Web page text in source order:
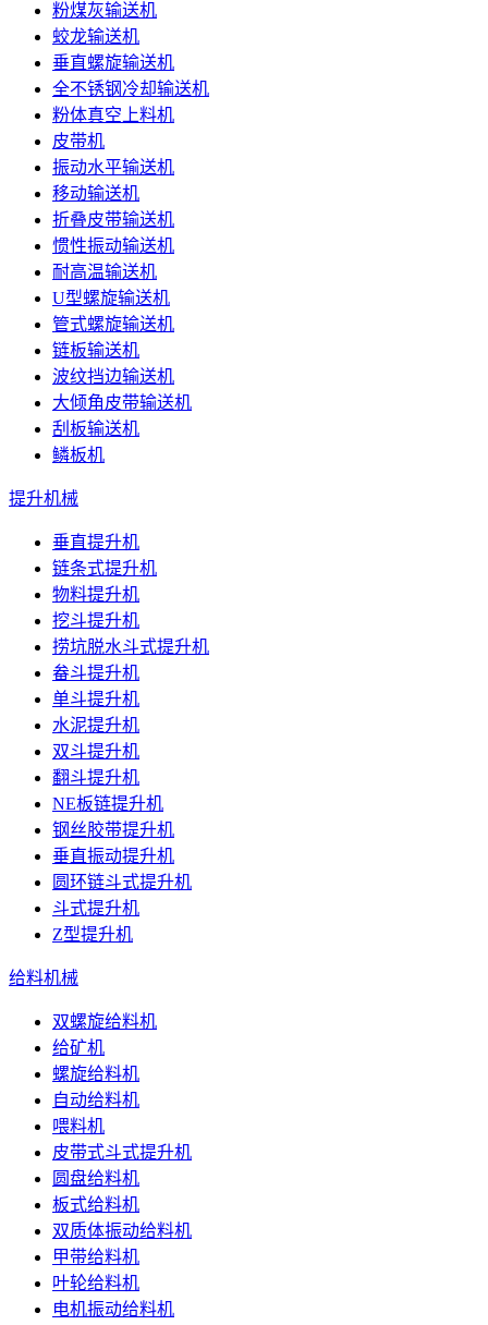
粉煤灰输送机
蛟龙输送机
垂直螺旋输送机
全不锈钢冷却输送机
粉体真空上料机
皮带机
振动水平输送机
移动输送机
折叠皮带输送机
惯性振动输送机
耐高温输送机
U型螺旋输送机
管式螺旋输送机
链板输送机
波纹挡边输送机
大倾角皮带输送机
刮板输送机
鳞板机
提升机械
垂直提升机
链条式提升机
物料提升机
挖斗提升机
捞坑脱水斗式提升机
畚斗提升机
单斗提升机
水泥提升机
双斗提升机
翻斗提升机
NE板链提升机
钢丝胶带提升机
垂直振动提升机
圆环链斗式提升机
斗式提升机
Z型提升机
给料机械
双螺旋给料机
给矿机
螺旋给料机
自动给料机
喂料机
皮带式斗式提升机
圆盘给料机
板式给料机
双质体振动给料机
甲带给料机
叶轮给料机
电机振动给料机